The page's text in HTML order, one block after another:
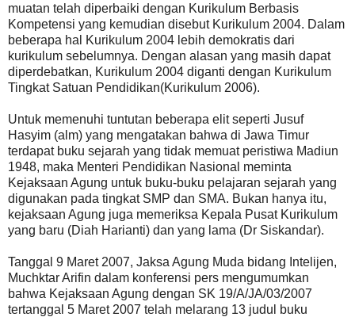
muatan telah diperbaiki dengan Kurikulum Berbasis
Kompetensi yang kemudian disebut Kurikulum 2004. Dalam
beberapa hal Kurikulum 2004 lebih demokratis dari
kurikulum sebelumnya. Dengan alasan yang masih dapat
diperdebatkan, Kurikulum 2004 diganti dengan Kurikulum
Tingkat Satuan Pendidikan(Kurikulum 2006).
Untuk memenuhi tuntutan beberapa elit seperti Jusuf
Hasyim (alm) yang mengatakan bahwa di Jawa Timur
terdapat buku sejarah yang tidak memuat peristiwa Madiun
1948, maka Menteri Pendidikan Nasional meminta
Kejaksaan Agung untuk buku-buku pelajaran sejarah yang
digunakan pada tingkat SMP dan SMA. Bukan hanya itu,
kejaksaan Agung juga memeriksa Kepala Pusat Kurikulum
yang baru (Diah Harianti) dan yang lama (Dr Siskandar).
Tanggal 9 Maret 2007, Jaksa Agung Muda bidang Intelijen,
Muchktar Arifin dalam konferensi pers mengumumkan
bahwa Kejaksaan Agung dengan SK 19/A/JA/03/2007
tertanggal 5 Maret 2007 telah melarang 13 judul buku